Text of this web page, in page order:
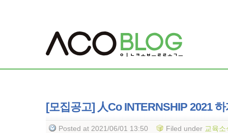
[모집공고] 人Co INTERNSHIP 2021 하
Posted at 2021/06/01 13:50 Filed under 교육소